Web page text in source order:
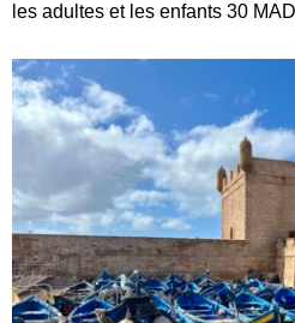
les adultes et les enfants 30